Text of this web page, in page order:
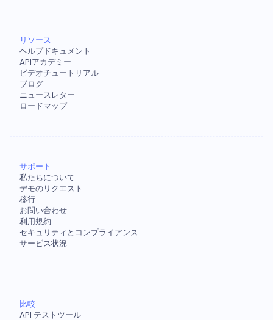
リソース
ヘルプドキュメント
APIアカデミー
ビデオチュートリアル
ブログ
ニュースレター
ロードマップ
サポート
私たちについて
デモのリクエスト
移行
お問い合わせ
利用規約
セキュリティとコンプライアンス
サービス状況
比較
API テストツール